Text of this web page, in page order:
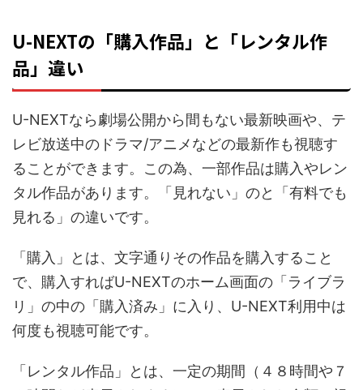
U-NEXTの「購入作品」と「レンタル作
品」違い
U-NEXTなら劇場公開から間もない最新映画や、テ
レビ放送中のドラマ/アニメなどの最新作も視聴す
ることができます。この為、一部作品は購入やレン
タル作品があります。「見れない」のと「有料でも
見れる」の違いです。
「購入」とは、文字通りその作品を購入すること
で、購入すればU-NEXTのホーム画面の「ライブラ
リ」の中の「購入済み」に入り、U-NEXT利用中は
何度も視聴可能です。
「レンタル作品」とは、一定の期間（４８時間や７